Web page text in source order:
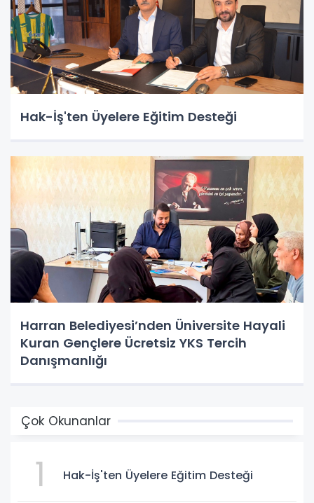
Hak-İş'ten Üyelere Eğitim Desteği
Harran Belediyesi’nden Üniversite Hayali
Kuran Gençlere Ücretsiz YKS Tercih
Danışmanlığı
Çok Okunanlar
1 Hak-İş'ten Üyelere Eğitim Desteği